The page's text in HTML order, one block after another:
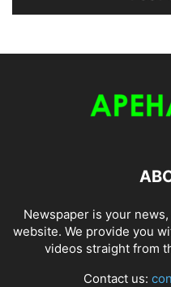
Newspaper is your
website. We provide you
videos straight from
Contact us: